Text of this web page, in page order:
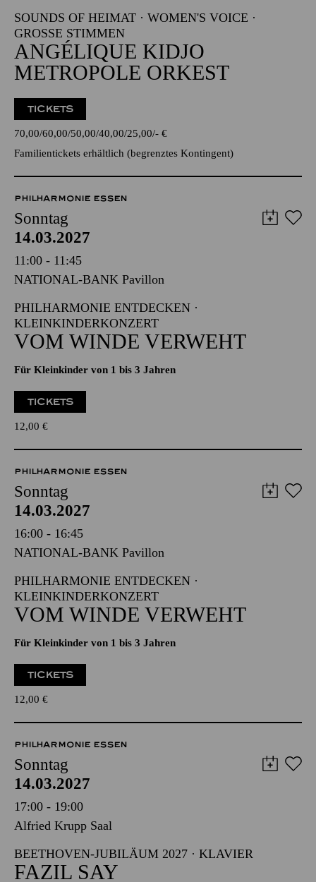
19:00 - 21:00
Alfried Krupp Saal
SOUNDS OF HEIMAT · WOMEN'S VOICE ·
GROSSE STIMMEN
ANGÉLIQUE KIDJO
METROPOLE ORKEST
TICKETS
70,00 60,00 50,00 40,00 25,00 -€
Familienticketserhältlich (begrenztes Kontingent)
PHILHARMONIE ESSEN
Sonntag
14.03.2027
11:00 - 11:45
NATIONAL-BANK Pavillon
PHILHARMONIE ENTDECKEN ·
KLEINKINDERKONZERT
Für Kleinkinder von 1 bis 3 Jahren
12,00€
PHILHARMONIE ESSEN
Sonntag
14.03.2027
16:00 - 16:45
NATIONAL-BANK Pavillon
PHILHARMONIE ENTDECKEN ·
KLEINKINDERKONZERT
Für Kleinkinder von 1 bis 3 Jahren
12,00€
PHILHARMONIE ESSEN
Sonntag
14.03.2027
17:00 - 19:00
Alfried Krupp Saal